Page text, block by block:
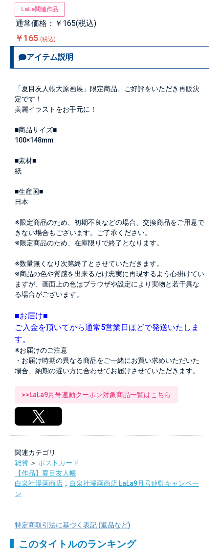
LaLa関連作品
通常価格：￥165(税込)
￥165 (税込)
アイテム説明
「夏目友人帳大原画展」限定商品、ご好評をいただき再販決
定です！
美麗イラストをお手元に！
■商品サイズ■
100×148mm
■素材■
紙
■生産国■
日本
※限定商品のため、初期不良などの場合、交換商品をご用意で
きない場合もございます。ご了承ください。
※限定商品のため、在庫限りで終了となります。
※数量無くなり次第終了とさせていただきます。
※商品の色や質感を出来るだけ忠実に再現するよう心掛けてい
ますが、画面上の色はブラウザや設定により実物と若干異な
る場合がございます。
■お届け■
ご入金を頂いてから通常5営業日ほどで発送いたしま
す。
※お届けのご注意
・お届け時期の異なる商品をご一緒にお買い求めいただいた
場合、納期の遅い方に合わせてお届けさせていただきます。
>>LaLa9月号連動クーポン対象商品一覧はこちら
関連カテゴリ
雑貨 ＞ ポストカード
【作品】夏目友人帳
白泉社漫画商店 ， 白泉社漫画商店 LaLa9月号連動キャンペー
ン
特定商取引法に基づく表記 (返品など)
このタイトルのランキング